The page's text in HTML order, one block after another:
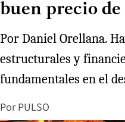
buen precio
Por Daniel Orellana.
estructurales y
fundamentales en el
Por PULSO